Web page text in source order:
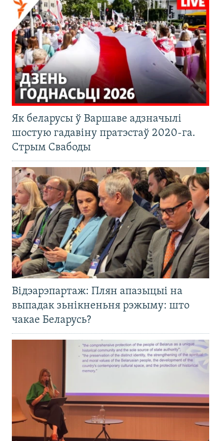
Як беларусы ў Варшаве адзначылі
шостую гадавіну пратэстаў 2020-га.
Стрым Свабоды
Відэарэпартаж: Плян апазыцыі на
выпадак зьнікненьня рэжыму: што
чакае Беларусь?